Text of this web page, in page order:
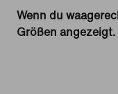
Wenn du
Größen angezeigt.